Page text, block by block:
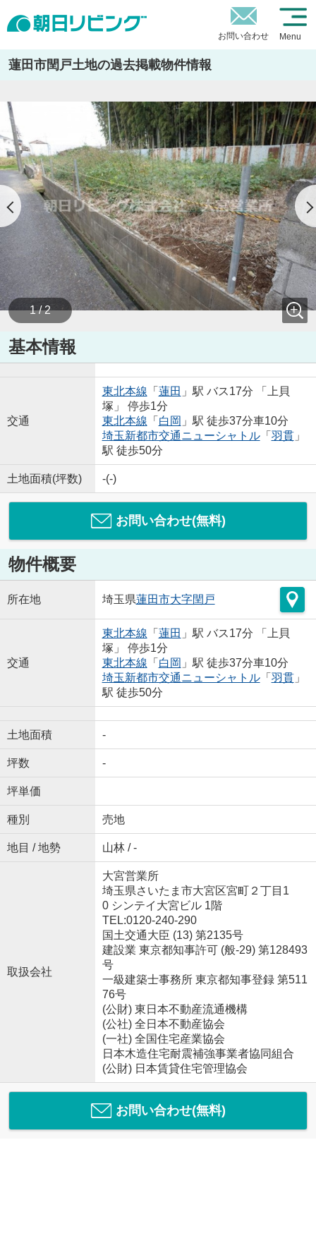
お問い合わせ Menu
蓮田市閏戸土地の過去掲載物件情報
1 / 2
基本情報
交通
東北本線 「 蓮田 」駅 バス17分 「上貝
塚」 停歩1分
東北本線 「 白岡 」駅 徒歩37分車10分
埼玉新都市交通ニューシャトル「 羽貫」
駅 徒歩50分
土地面積(坪数) -(-)
お問い合わせ(無料)
物件概要
所在地 埼玉県蓮田市大字閏戸
交通
東北本線 「 蓮田 」駅 バス17分 「上貝
塚」 停歩1分
東北本線 「 白岡 」駅 徒歩37分車10分
埼玉新都市交通ニューシャトル「 羽貫」
駅 徒歩50分
土地面積 -
坪数 -
坪単価
種別 売地
地目 / 地勢 山林 / -
取扱会社
大宮営業所
埼玉県さいたま市大宮区宮町２丁目1
0 シンテイ大宮ビル 1階
TEL:0120-240-290
国土交通大臣 (13) 第2135号
建設業 東京都知事許可 (般-29) 第128493
号
一級建築士事務所 東京都知事登録 第511
76号
(公財) 東日本不動産流通機構
(公社) 全日本不動産協会
(一社) 全国住宅産業協会
日本木造住宅耐震補強事業者協同組合
(公財) 日本賃貸住宅管理協会
お問い合わせ(無料)